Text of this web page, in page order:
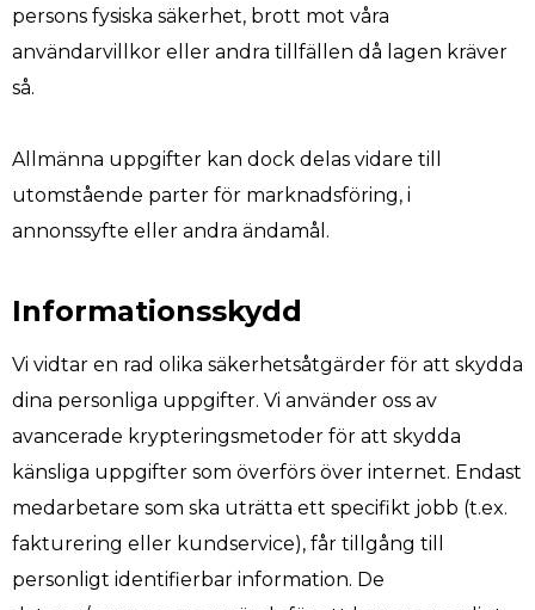
persons fysiska säkerhet, brott mot våra
användarvillkor eller andra tillfällen då lagen kräver
så.
Allmänna uppgifter kan dock delas vidare till
utomstående parter för marknadsföring, i
annonssyfte eller andra ändamål.
Informationsskydd
Vi vidtar en rad olika säkerhetsåtgärder för att skydda
dina personliga uppgifter. Vi använder oss av
avancerade krypteringsmetoder för att skydda
känsliga uppgifter som överförs över internet. Endast
medarbetare som ska uträtta ett specifikt jobb (t.ex.
fakturering eller kundservice), får tillgång till
personligt identifierbar information. De